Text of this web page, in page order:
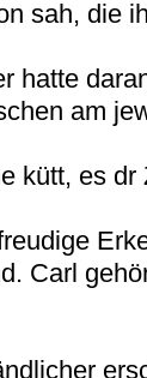
sah, die
hatte
am
kütt, es dr
Carl